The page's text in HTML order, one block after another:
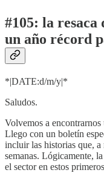
#105: la resaca
un año récord
*|DATE:d/m/y|*
Saludos.
Volvemos a
Llego con un boletín
incluir las historias que, a
semanas. Lógicamente,
el sector en estos